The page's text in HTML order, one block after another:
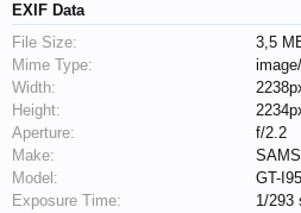
EXIF Data
File Size:
3,5
Mime Type:
Width:
Height:
Aperture:
f/2.2
Make:
Model:
GT-
Exposure Time:
1/293